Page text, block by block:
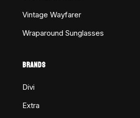
Vintage Wayfarer
Wraparound Sunglasses
BRANDS
Divi
Extra